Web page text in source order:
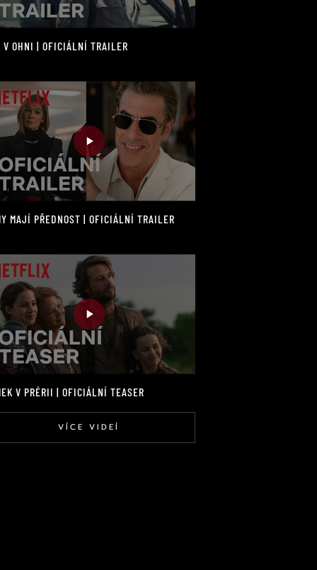
V OHNI | OFICIÁLNÍ TRAILER
MAJÍ PŘEDNOST | OFICIÁLNÍ TRAILER
V PRÉRII | OFICIÁLNÍ TEASER
VÍCE VIDEÍ